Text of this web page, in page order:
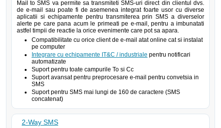
Mail to SMS va permite sa transmiteti SMS-uri direct din clientul dvs.
de e-mail sau poate fi de asemenea integrat foarte usor cu diverse
aplicatii si echipamente pentru transmiterea prin SMS a diverselor
alerte pe care pana acum le primeati pe e-mail, pentru a imbunatati
astfel timpii de reactie la orice evenimente care pot sa apara.
Compatibilitate cu orice client de e-mail atat online cat si instalat
pe computer
Integrare cu echipamente IT&C / industriale pentru notificari
automatizate
Suport pentru toate campurile To si Cc
Suport avansat pentru preprocesare e-mail pentru convetsia in
SMS
Suport pentru SMS mai lungi de 160 de caractere (SMS
concatenat)
2-Way SMS